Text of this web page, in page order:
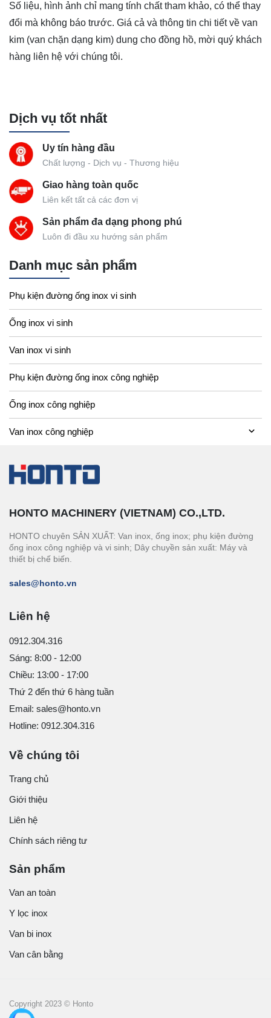
Số liệu, hình ảnh chỉ mang tính chất tham khảo, có thể thay
đổi mà không báo trước. Giá cả và thông tin chi tiết về van
kim (van chặn dạng kim) dung cho đồng hồ, mời quý khách
hàng liên hệ với chúng tôi.
Dịch vụ tốt nhất
Uy tín hàng đầu
Chất lượng - Dịch vụ - Thương hiệu
Giao hàng toàn quốc
Liên kết tất cả các đơn vị
Sản phẩm đa dạng phong phú
Luôn đi đầu xu hướng sản phẩm
Danh mục sản phẩm
Phụ kiện đường ống inox vi sinh
Ống inox vi sinh
Van inox vi sinh
Phụ kiện đường ống inox công nghiệp
Ống inox công nghiệp
Van inox công nghiệp
HONTO MACHINERY (VIETNAM) CO.,LTD.
HONTO chuyên SẢN XUẤT: Van inox, ống inox; phụ kiện đường
ống inox công nghiệp và vi sinh; Dây chuyền sản xuất: Máy và
thiết bị chế biến.
sales@honto.vn
Liên hệ
0912.304.316
Sáng: 8:00 - 12:00
Chiều: 13:00 - 17:00
Thứ 2 đến thứ 6 hàng tuần
Email: sales@honto.vn
Hotline: 0912.304.316
Về chúng tôi
Trang chủ
Giới thiệu
Liên hệ
Chính sách riêng tư
Sản phẩm
Van an toàn
Y lọc inox
Van bi inox
Van cân bằng
Copyright 2023 © Honto